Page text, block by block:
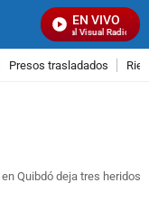
EN VIVO
Señal Visual Radio
Presos trasladados
Quibdó deja tres